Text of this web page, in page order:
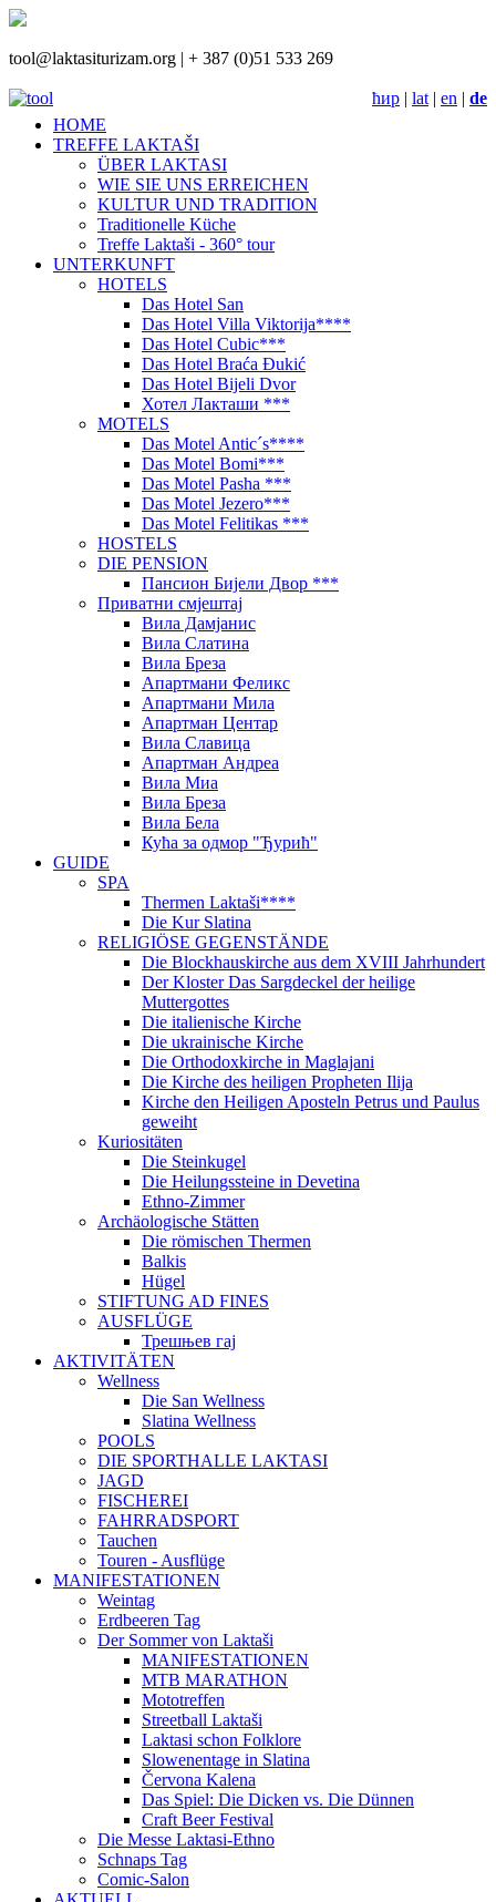
tool@laktasiturizam.org | + 387 (0)51 533 269
ћир | lat | en | de
HOME
TREFFE LAKTAŠI
ÜBER LAKTASI
WIE SIE UNS ERREICHEN
KULTUR UND TRADITION
Traditionelle Küche
Treffe Laktaši - 360° tour
UNTERKUNFT
HOTELS
Das Hotel San
Das Hotel Villa Viktorija****
Das Hotel Cubic***
Das Hotel Braća Đukić
Das Hotel Bijeli Dvor
Хотел Лакташи ***
MOTELS
Das Motel Antic´s****
Das Motel Bomi***
Das Motel Pasha ***
Das Motel Jezero***
Das Motel Felitikas ***
HOSTELS
DIE PENSION
Пансион Бијели Двор ***
Приватни смјештај
Вила Дамјанис
Вила Слатина
Вила Бреза
Апартмани Феликс
Апартмани Мила
Апартман Центар
Вила Славица
Апартман Андреа
Вила Миа
Вила Бреза
Вила Бела
Кућа за одмор "Ђурић"
GUIDE
SPA
Thermen Laktaši****
Die Kur Slatina
RELIGIÖSE GEGENSTÄNDE
Die Blockhauskirche aus dem XVIII Jahrhundert
Der Kloster Das Sargdeckel der heilige
Muttergottes
Die italienische Kirche
Die ukrainische Kirche
Die Orthodoxkirche in Maglajani
Die Kirche des heiligen Propheten Ilija
Kirche den Heiligen Aposteln Petrus und Paulus
geweiht
Kuriositäten
Die Steinkugel
Die Heilungssteine in Devetina
Ethno-Zimmer
Archäologische Stätten
Die römischen Thermen
Balkis
Hügel
STIFTUNG AD FINES
AUSFLÜGE
Трешњев гај
AKTIVITÄTEN
Wellness
Die San Wellness
Slatina Wellness
POOLS
DIE SPORTHALLE LAKTASI
JAGD
FISCHEREI
FAHRRADSPORT
Tauchen
Touren - Ausflüge
MANIFESTATIONEN
Weintag
Erdbeeren Tag
Der Sommer von Laktaši
MANIFESTATIONEN
MTB MARATHON
Mototreffen
Streetball Laktaši
Laktasi schon Folklore
Slowenentage in Slatina
Červona Kalena
Das Spiel: Die Dicken vs. Die Dünnen
Craft Beer Festival
Die Messe Laktasi-Ethno
Schnaps Tag
Comic-Salon